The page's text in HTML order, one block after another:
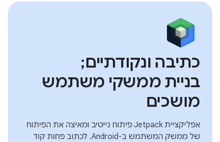
כתיבה ונקודתיים;
בניית ממשקי משתמש
מושכים
אפליקציית Jetpack פיתוח נייטיב ומאיצה את הפיתוח
של ממשק המשתמש ב-Android. לכתוב פחות קוד